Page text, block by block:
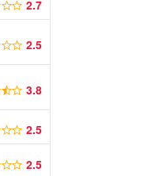
2.7
2.5
3.8
2.5
2.5